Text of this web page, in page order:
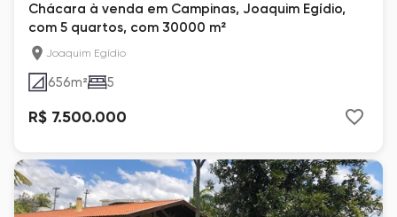
Chácara à venda em Campinas, Joaquim Egídio,
com 5 quartos, com 30000 m²
Joaquim Egídio
656m² 5
R$ 7.500.000